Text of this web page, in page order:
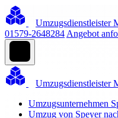
Umzugsdienstleister
01579-2648284 Angebot
Umzugsdienstleister
Umzugsunternehmen
Umzug von Speyer